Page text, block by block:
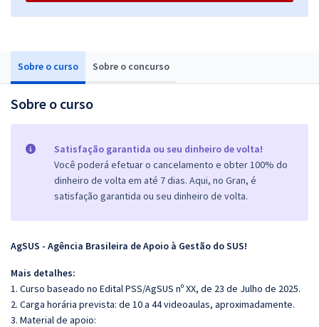
Sobre o curso Sobre o concurso
Sobre o curso
Satisfação garantida ou seu dinheiro de volta!
Você poderá efetuar o cancelamento e obter 100% do
dinheiro de volta em até 7 dias. Aqui, no Gran, é
satisfação garantida ou seu dinheiro de volta.
AgSUS - Agência Brasileira de Apoio à Gestão do SUS!
Mais detalhes:
1. Curso baseado no Edital PSS/AgSUS nº XX, de 23 de Julho de 2025.
2. Carga horária prevista: de 10 a 44 videoaulas, aproximadamente.
3. Material de apoio: